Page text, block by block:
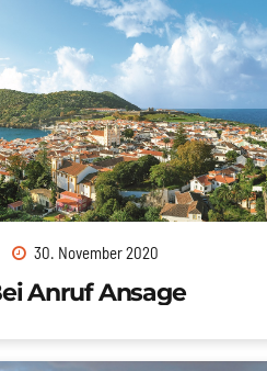
30. November 2020
Anruf Ansage